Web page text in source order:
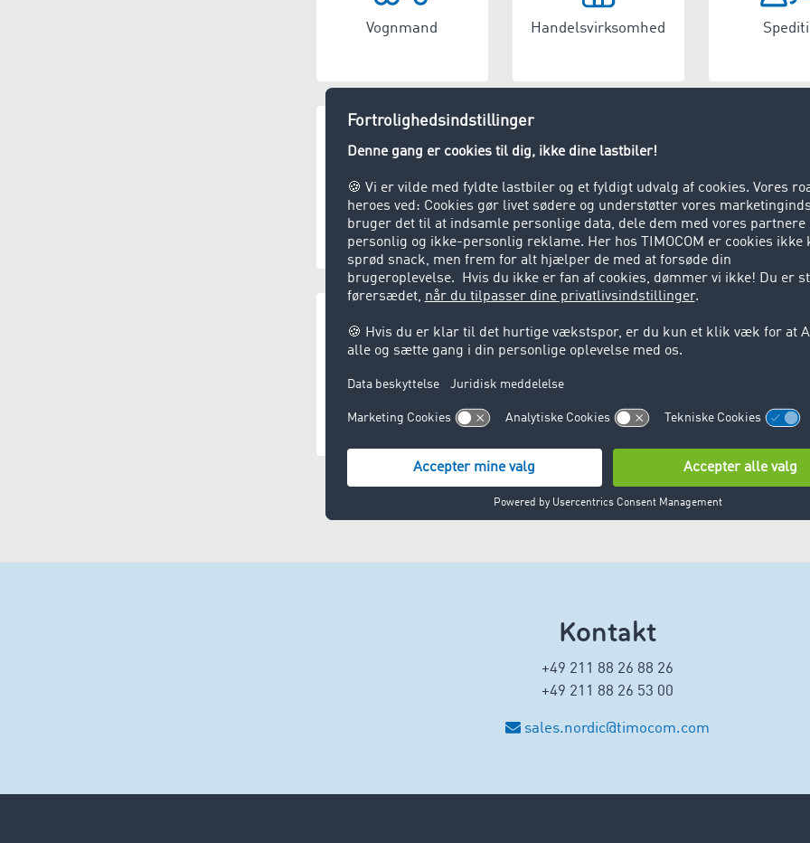
Vognmand Handelsvirksomhed
KEP-tjenesteudbyder
(3,5 tons)
Produktion
Kontakt
+49 211 88 26 88 26
+49 211 88 26 53 00
sales.nordic@timocom.com